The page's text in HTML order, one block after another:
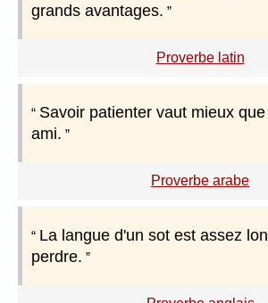
grands avantages.
Proverbe latin
Savoir patienter vaut mieux
ami.
Proverbe arabe
La langue d'un sot est assez
perdre.